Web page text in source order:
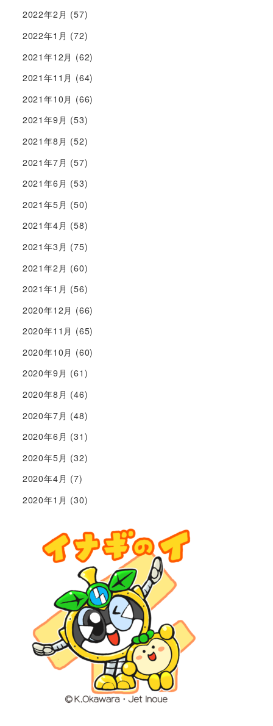
2022年2月 (57)
2022年1月 (72)
2021年12月 (62)
2021年11月 (64)
2021年10月 (66)
2021年9月 (53)
2021年8月 (52)
2021年7月 (57)
2021年6月 (53)
2021年5月 (50)
2021年4月 (58)
2021年3月 (75)
2021年2月 (60)
2021年1月 (56)
2020年12月 (66)
2020年11月 (65)
2020年10月 (60)
2020年9月 (61)
2020年8月 (46)
2020年7月 (48)
2020年6月 (31)
2020年5月 (32)
2020年4月 (7)
2020年1月 (30)